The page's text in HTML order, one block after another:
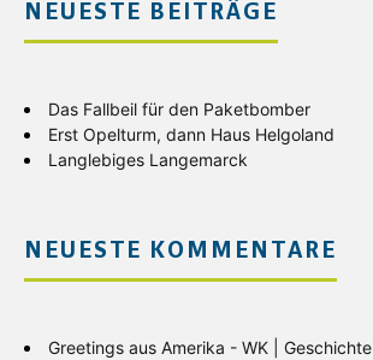
NEUESTE BEITRÄGE
Das Fallbeil für den Paketbomber
Erst Opelturm, dann Haus Helgoland
Langlebiges Langemarck
NEUESTE KOMMENTARE
Greetings aus Amerika - WK | Geschichte